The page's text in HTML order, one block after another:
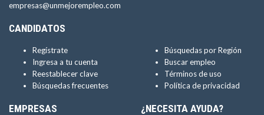
empresas@unmejorempleo.com
CANDIDATOS
Regístrate
Ingresa a tu cuenta
Reestablecer clave
Búsquedas frecuentes
Búsquedas por Región
Buscar empleo
Términos de uso
Política de privacidad
EMPRESAS ¿NECESITA AYUDA?